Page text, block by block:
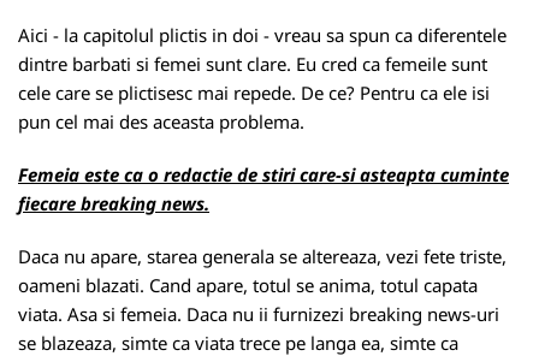
Aici - la capitolul plictis in doi - vreau sa spun ca diferentele
dintre barbati si femei sunt clare. Eu cred ca femeile sunt
cele care se plictisesc mai repede. De ce? Pentru ca ele isi
pun cel mai des aceasta problema.
Femeia este ca o redactie de stiri care-si asteapta cuminte
fiecare breaking news.
Daca nu apare, starea generala se altereaza, vezi fete triste,
oameni blazati. Cand apare, totul se anima, totul capata
viata. Asa si femeia. Daca nu ii furnizezi breaking news-uri
se blazeaza, simte ca viata trece pe langa ea, simte ca